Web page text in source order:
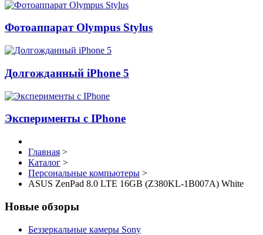
Фотоаппарат Olympus Stylus
Долгожданный iPhone 5
Эксперименты с IPhone
Главная >
Каталог >
Персональные компьютеры >
ASUS ZenPad 8.0 LTE 16GB (Z380KL-1B007A) White
Новые обзоры
Беззеркальные камеры Sony